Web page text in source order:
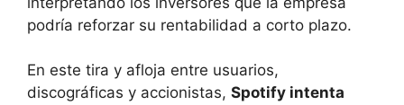
podría reforzar su rentabilidad a corto plazo.
En este tira y afloja entre usuarios,
discográficas y accionistas, Spotify intenta